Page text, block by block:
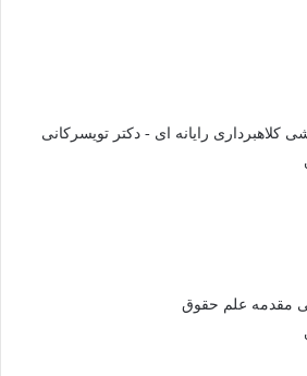
کلاهبرداری رایانه ای - دکتر تویسرکانی
مقدمه علم حقوق